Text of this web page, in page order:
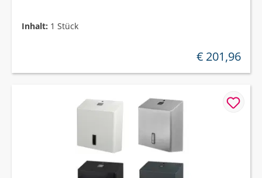
Inhalt: 1 Stück
regulärer preis:
€ 201,96